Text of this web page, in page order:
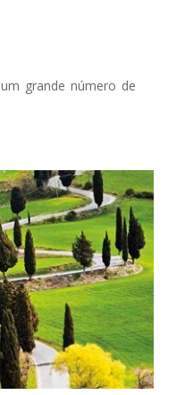
grande número de